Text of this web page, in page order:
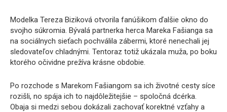
Modelka Tereza Biziková otvorila fanúšikom ďalšie okno do
svojho súkromia. Bývalá partnerka herca Mareka Fašianga sa
na sociálnych sieťach pochválila zábermi, ktoré nenechali jej
sledovateľov chladnými. Tentoraz totiž ukázala muža, po boku
ktorého očividne prežíva krásne obdobie.
Po rozchode s Marekom Fašiangom sa ich životné cesty síce
rozišli, no spája ich to najdôležitejšie – spoločná dcérka.
Obaja si medzi sebou dokázali zachovať korektné vzťahy a